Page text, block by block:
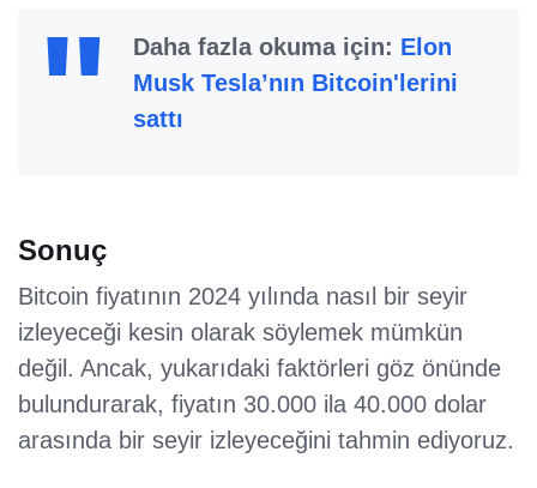
Daha fazla okuma için: Elon
Musk Tesla’nın Bitcoin'lerini
sattı
Sonuç
Bitcoin fiyatının 2024 yılında nasıl bir seyir
izleyeceği kesin olarak söylemek mümkün
değil. Ancak, yukarıdaki faktörleri göz önünde
bulundurarak, fiyatın 30.000 ila 40.000 dolar
arasında bir seyir izleyeceğini tahmin ediyoruz.